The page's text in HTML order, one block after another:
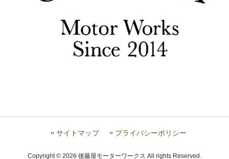
サイトマップ プライバシーポリシー
Copyright © 2026 後藤屋モーターワークス All rights Reserved.